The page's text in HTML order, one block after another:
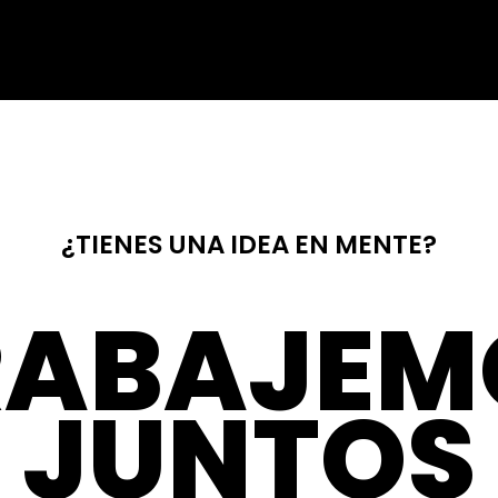
¿TIENES UNA IDEA EN MENTE?
JUNTOS